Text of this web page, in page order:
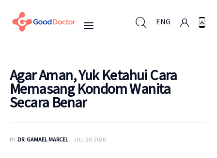
ENG
ENG
Untuk Bisnis
Agar Aman, Yuk Ketahui Cara
Memasang Kondom Wanita
Secara Benar
BY DR. GAMAEL MARCEL JULI 20, 2020